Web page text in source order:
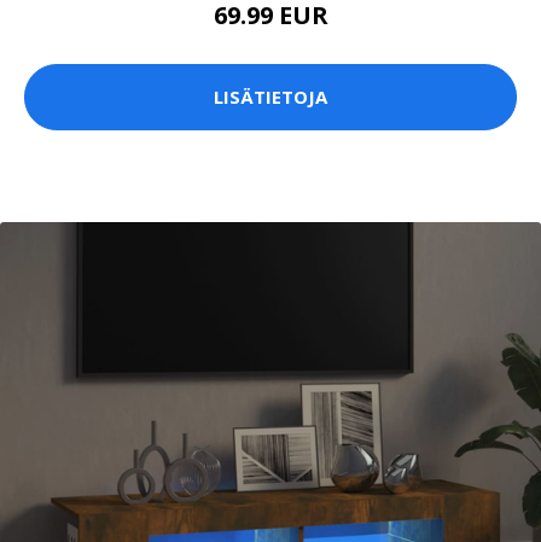
69.99 EUR
LISÄTIETOJA